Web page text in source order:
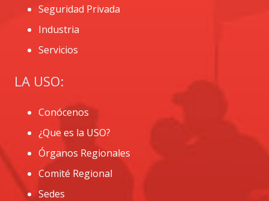
Seguridad Privada
Industria
Servicios
LA USO:
Conócenos
¿Que es la USO?
Órganos Regionales
Comité Regional
Sedes